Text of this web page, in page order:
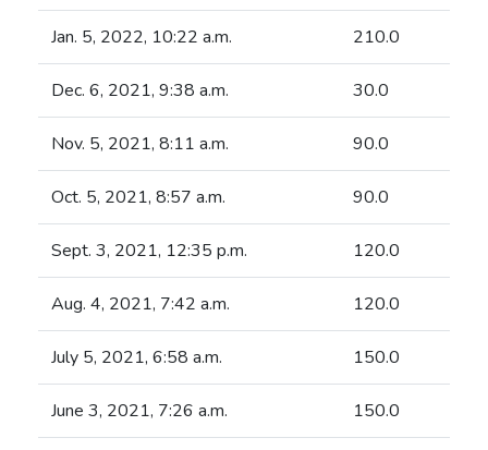
Jan. 5, 2022, 10:22 a.m. 210.0
Dec. 6, 2021, 9:38 a.m. 30.0
Nov. 5, 2021, 8:11 a.m. 90.0
Oct. 5, 2021, 8:57 a.m. 90.0
Sept. 3, 2021, 12:35 p.m. 120.0
Aug. 4, 2021, 7:42 a.m. 120.0
July 5, 2021, 6:58 a.m. 150.0
June 3, 2021, 7:26 a.m. 150.0